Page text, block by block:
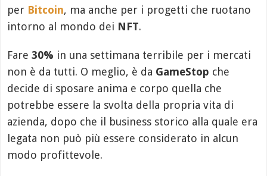
per Bitcoin, ma anche per i progetti che ruotano
intorno al mondo dei NFT.
Fare30% in una settimana terribile per i mercati
non è da tutti. O meglio, è da GameStop che
decide di sposare anima e corpo quella che
potrebbe essere la svolta della propria vita di
azienda, dopo che il business storico alla quale era
legata non può più essere considerato in alcun
modo profittevole.